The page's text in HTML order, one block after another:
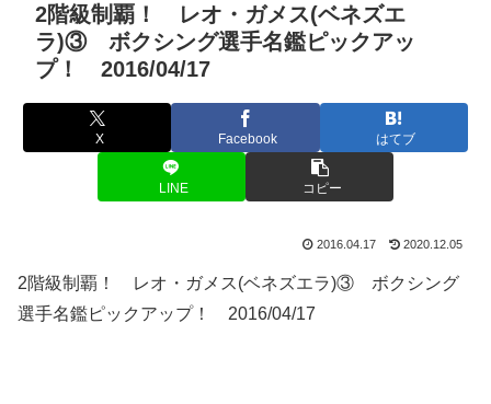
2階級制覇！ レオ・ガメス(ベネズエ
ラ)③ ボクシング選手名鑑ピックアッ
プ！ 2016/04/17
X Facebook はてブ
LINE コピー
2016.04.17 2020.12.05
2階級制覇！ レオ・ガメス(ベネズエラ)③ ボクシング
選手名鑑ピックアップ！ 2016/04/17